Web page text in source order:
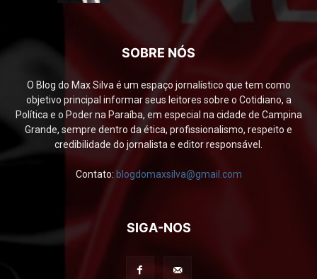
SOBRE NÓS
O Blog do Max Silva é um espaço jornalístico que tem como
objetivo principal informar seus leitores sobre o Cotidiano, a
Política e o Poder na Paraíba, em especial na cidade de Campina
Grande, sempre dentro da ética, profissionalismo, respeito e
credibilidade do jornalista e editor responsável.
Contato: blogdomaxsilva@gmail.com
SIGA-NOS